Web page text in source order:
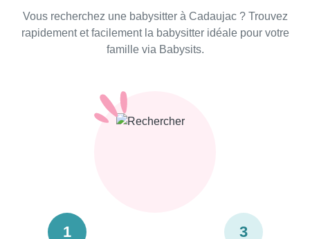
Vous recherchez une babysitter à Cadaujac ? Trouvez
rapidement et facilement la babysitter idéale pour votre
famille via Babysits.
1 3